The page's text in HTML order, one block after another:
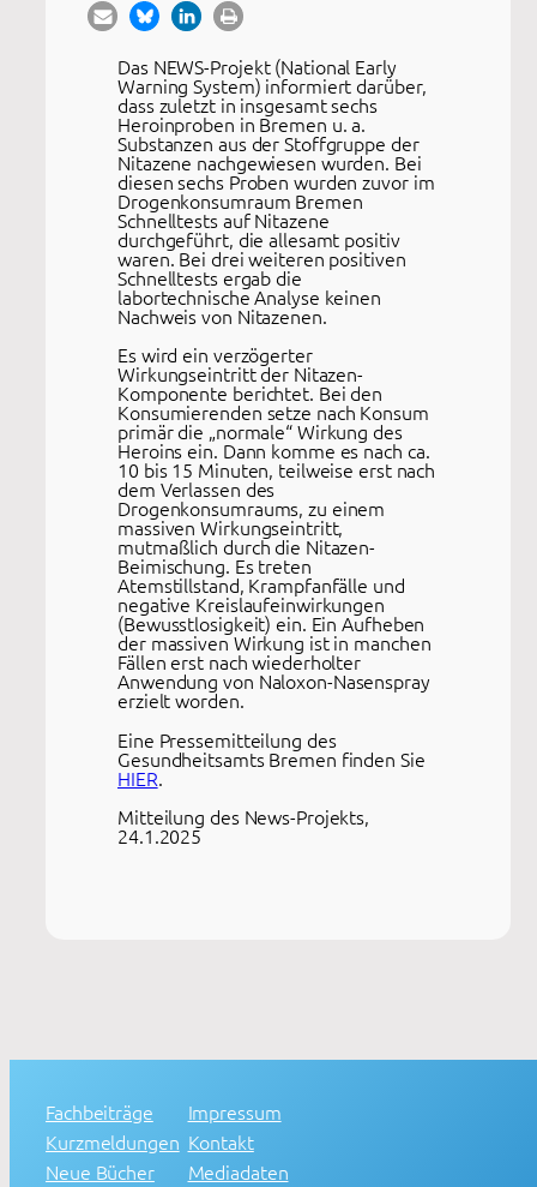
Das NEWS-Projekt (National Early
Warning System) informiert darüber,
dass zuletzt in insgesamt sechs
Heroinproben in Bremen u. a.
Substanzen aus der Stoffgruppe der
Nitazene nachgewiesen wurden. Bei
diesen sechs Proben wurden zuvor im
Drogenkonsumraum Bremen
Schnelltests auf Nitazene
durchgeführt, die allesamt positiv
waren. Bei drei weiteren positiven
Schnelltests ergab die
labortechnische Analyse keinen
Nachweis von Nitazenen.
Es wird ein verzögerter
Wirkungseintritt der Nitazen-
Komponente berichtet. Bei den
Konsumierenden setze nach Konsum
primär die „normale“ Wirkung des
Heroins ein. Dann komme es nach ca.
10 bis 15 Minuten, teilweise erst nach
dem Verlassen des
Drogenkonsumraums, zu einem
massiven Wirkungseintritt,
mutmaßlich durch die Nitazen-
Beimischung. Es treten
Atemstillstand, Krampfanfälle und
negative Kreislaufeinwirkungen
(Bewusstlosigkeit) ein. Ein Aufheben
der massiven Wirkung ist in manchen
Fällen erst nach wiederholter
Anwendung von Naloxon-Nasenspray
erzielt worden.
Eine Pressemitteilung des
Gesundheitsamts Bremen finden Sie
HIER.
Mitteilung des News-Projekts,
24.1.2025
Fachbeiträge
Kurzmeldungen
Neue Bücher
Impressum
Kontakt
Mediadaten